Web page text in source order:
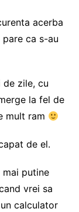
acerba
ca s-au
de zile, cu
la fel de
mult ram
de el.
putine
vrei sa
calculator